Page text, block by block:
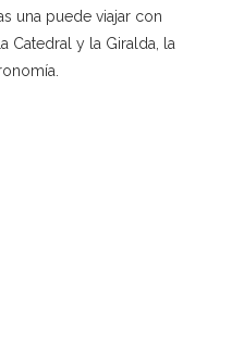
una puede viajar con
Catedral y la Giralda, la